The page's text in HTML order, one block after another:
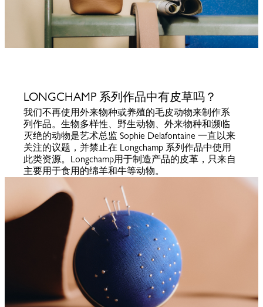
LONGCHAMP 系列作品中有皮草吗？
我们不再使用外来物种或养殖的毛皮动物来制作系
列作品。生物多样性、野生动物、外来物种和濒临
灭绝的动物是艺术总监 Sophie Delafontaine 一直以来
关注的议题，并禁止在 Longchamp 系列作品中使用
此类资源。Longchamp用于制造产品的皮革，只来自
主要用于食用的绵羊和牛等动物。